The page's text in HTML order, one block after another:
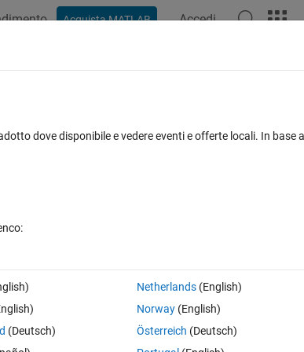
Acquista MATLAB Accedi
curves on a plot that is
dove disponibile e vedere eventi e offerte locali. In
(Deutsch)
Netherlands(English)
Norway(English)
Österreich (Deutsch)